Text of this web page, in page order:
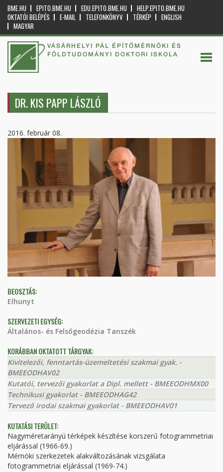
BME.HU EPITO.BME.HU EDU.EPITO.BME.HU
HELP.EPITO.BME.HU
OKTATÓI BELÉPÉS
E-MAIL TELEFONKÖNYV TÉRKÉP
ENGLISH
MAGYAR
VÁSÁRHELYI PÁL ÉPÍTŐMÉRNÖKI ÉS
FÖLDTUDOMÁNYI DOKTORI ISKOLA
DR. KIS PAPP LÁSZLÓ
2016. február 08.
BEOSZTÁS:
Elhunyt
SZERVEZETI EGYSÉG:
Általános- és Felsőgeodézia Tanszék
KORÁBBAN OKTATOTT TÁRGYAK:
Kivitelezői, fenntartás-üzemeltetési szakmai gyak. -
BMEEODHAV02
Kutatói, tervezői gyakorlat a Dipl. mellett - BMEEODHMX00
Technikusi gyakorlat - BMEEODHAG42
Tervező irodai szakmai gyakorlat - BMEEODHAV01
KUTATÁSI TERÜLET:
Nagyméretarányú térképek készítése korszerű fotogrammetriai
eljárással (1966-69.)
Mérnöki szerkezetek alakváltozásának vizsgálata
fotogrammetriai eljárással (1969-74.)